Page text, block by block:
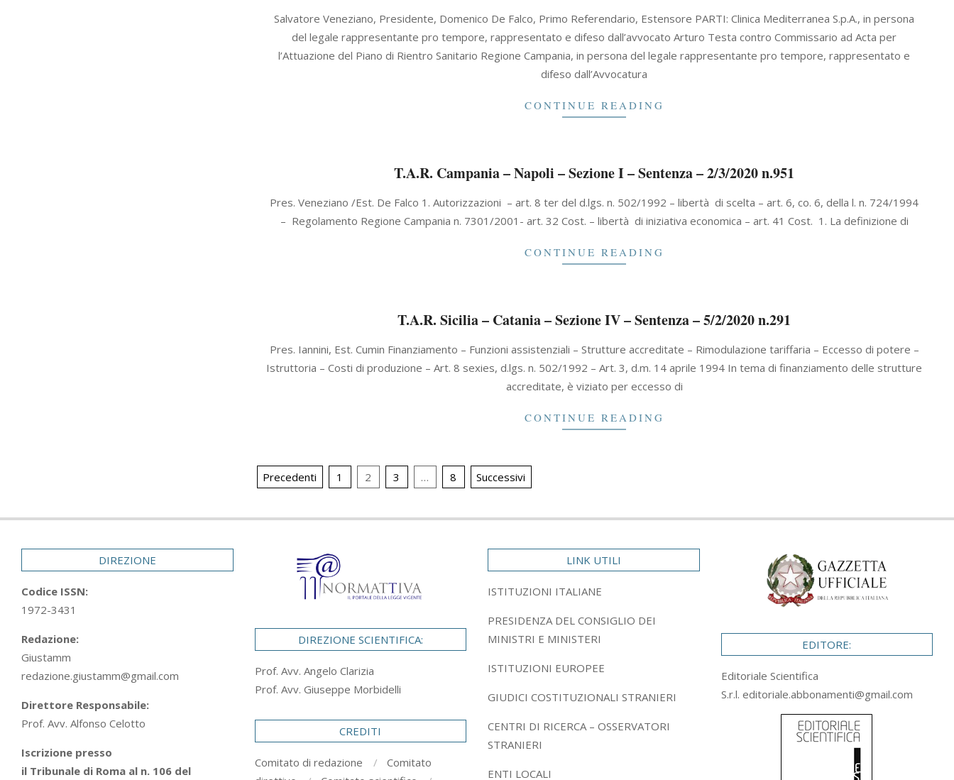
03-
Salvatore Veneziano, Presidente, Domenico De Falco, Primo Referendario, Estensore PARTI: Clinica Mediterranea S.p.A., in persona
del legale rappresentante pro tempore, rappresentato e difeso dall’avvocato Arturo Testa contro Commissario ad Acta per
l’Attuazione del Piano di Rientro Sanitario Regione Campania, in persona del legale rappresentante pro tempore, rappresentato e
difeso dall’Avvocatura
CONTINUE READING
T.A.R. Campania – Napoli – Sezione I – Sentenza – 2/3/2020 n.951
03-
Pres. Veneziano /Est. De Falco 1. Autorizzazioni – art. 8 ter del d.lgs. n. 502/1992 – libertà di scelta – art. 6, co. 6, della l. n. 724/1994
– Regolamento Regione Campania n. 7301/2001- art. 32 Cost. – libertà di iniziativa economica – art. 41 Cost. 1. La definizione di
CONTINUE READING
T.A.R. Sicilia – Catania – Sezione IV – Sentenza – 5/2/2020 n.291
02-
05
Pres. Iannini, Est. Cumin Finanziamento – Funzioni assistenziali – Strutture accreditate – Rimodulazione tariffaria – Eccesso di potere –
Istruttoria – Costi di produzione – Art. 8 sexies, d.lgs. n. 502/1992 – Art. 3, d.m. 14 aprile 1994 In tema di finanziamento delle strutture
accreditate, è viziato per eccesso di
CONTINUE READING
Paginazione
articoli
Precedenti 1 2 3 … 8 Successivi
DIREZIONE
Codice ISSN:
1972-3431
Redazione:
Giustamm
redazione.giustamm@gmail.com
Direttore Responsabile:
Prof. Avv. Alfonso Celotto
Iscrizione presso
il Tribunale di Roma al n. 106 del
DIREZIONE SCIENTIFICA:
Prof. Avv. Angelo Clarizia
Prof. Avv. Giuseppe Morbidelli
CREDITI
Comitato di redazione
Comitato
LINK UTILI
ISTITUZIONI ITALIANE
PRESIDENZA DEL CONSIGLIO DEI
MINISTRI E MINISTERI
ISTITUZIONI EUROPEE
GIUDICI COSTITUZIONALI STRANIERI
CENTRI DI RICERCA – OSSERVATORI
STRANIERI
ENTI LOCALI
EDITORE:
Editoriale Scientifica
S.r.l. editoriale.abbonamenti@gmail.com